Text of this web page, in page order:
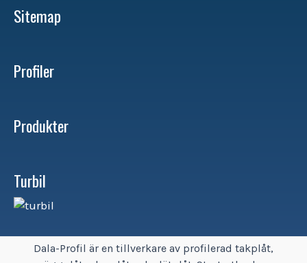
Sitemap
Profiler
Produkter
Turbil
Dala-Profil är en tillverkare av profilerad takplåt,